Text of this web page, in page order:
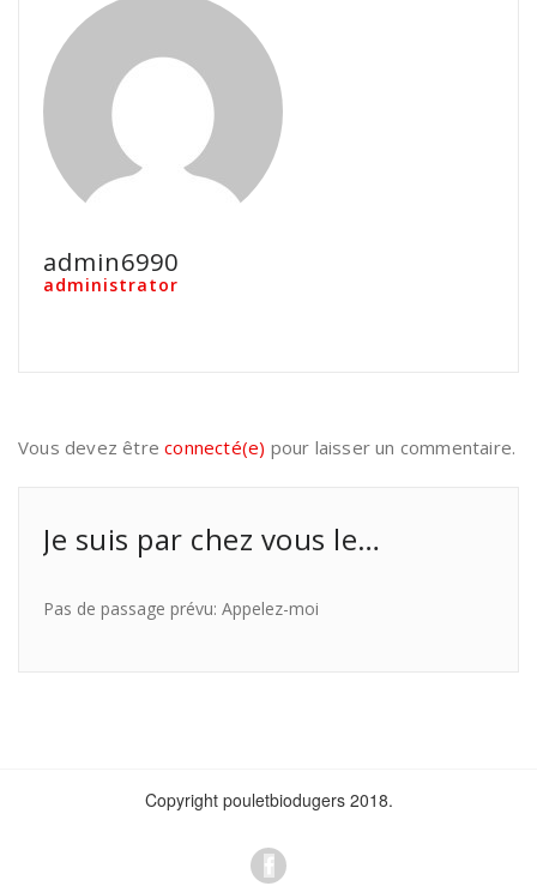
admin6990
administrator
Vous devez êtreconnecté(e) pour laisser un commentaire.
Je suis par chez vous le…
Pas de passage prévu: Appelez-moi
Copyright pouletbiodugers 2018.